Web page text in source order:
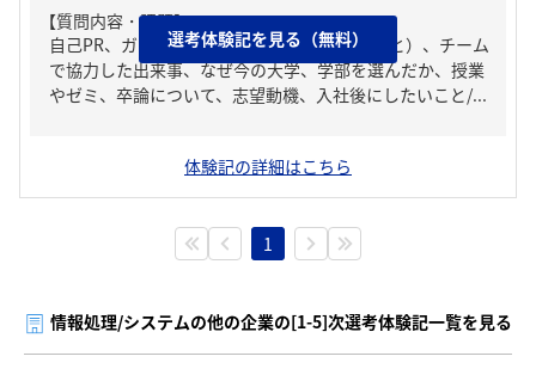
【質問内容・課題】
自己PR、ガクチカ（学生時代に力を入れたこと）、チーム
で協力した出来事、なぜ今の大学、学部を選んだか、授業
やゼミ、卒論について、志望動機、入社後にしたいこと/...
選考体験記を見る（無料）
体験記の詳細はこちら
1
情報処理/システムの他の企業の[1-5]次選考体験記一覧を見る